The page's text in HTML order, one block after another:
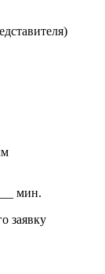
мин.
заявку